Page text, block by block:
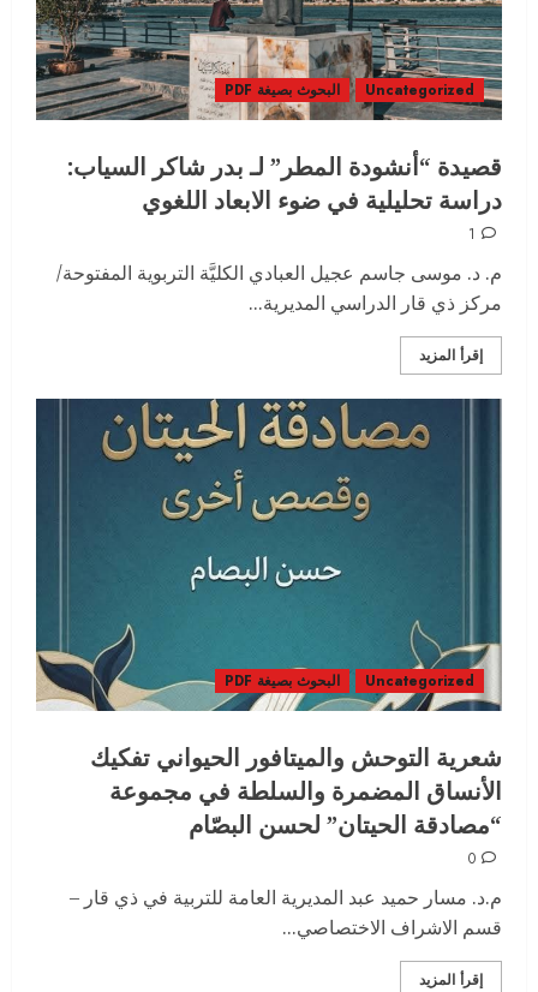
Uncategorized البحوث بصيغة PDF
قصيدة “أنشودة المطر” لـ بدر شاكر السياب:
دراسة تحليلية في ضوء الابعاد اللغوي
1
م. د. موسی جاسم عجيل العبادي الكليَّة التربوية المفتوحة/
مركز ذي قار الدراسي المديرية...
إقرأ المزيد
Uncategorized البحوث بصيغة PDF
شعرية التوحش والميتافور الحيواني تفكيك
الأنساق المضمرة والسلطة في مجموعة
“مصادقة الحيتان” لحسن البصّام
0
م.د. مسار حميد عبد المديرية العامة للتربية في ذي قار –
قسم الاشراف الاختصاصي...
إقرأ المزيد